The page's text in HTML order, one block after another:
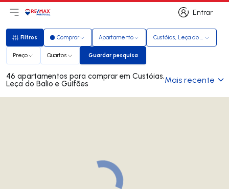
Entrar
Entrar
Abri menu principal
LogoIr para página inicial
Filtros
Filtros Comprar Apartamento Custóias, Leça do Balio e
Preço Quartos Guardar pesquisa
Guardar pesquisa
46 apartamentos para comprar em Custóias,
Leça do Balio e Guifões Mais recente